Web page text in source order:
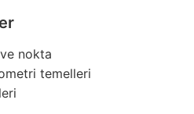
nokta
temelleri